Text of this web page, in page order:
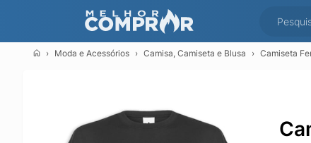
Moda e Acessórios Camisa, Camiseta e Blusa Camiseta